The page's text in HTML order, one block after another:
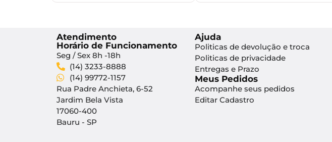
Atendimento
Horário de Funcionamento
Seg / Sex 8h -18h
(14) 3233-8888
(14) 99772-1157
Rua Padre Anchieta, 6-52
Jardim Bela Vista
17060-400
Bauru - SP
Ajuda
Politicas de devolução e troca
Politicas de privacidade
Entregas e Prazo
Meus Pedidos
Acompanhe seus pedidos
Editar Cadastro